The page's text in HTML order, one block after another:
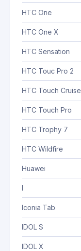
HTC One
HTC One X
HTC Sensation
HTC Touc Pro 2
HTC Touch Cruise
HTC Touch Pro
HTC Trophy 7
HTC Wildfire
Huawei
I
Iconia Tab
IDOL S
IDOL X